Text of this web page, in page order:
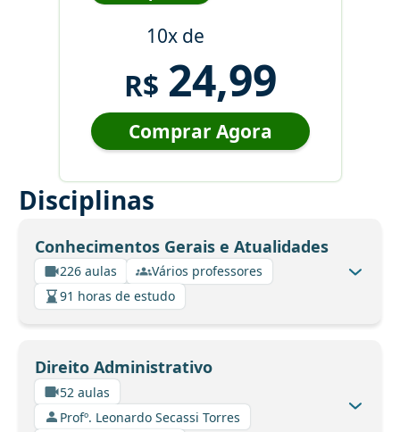
10x de
R$ 24,99
Comprar Agora
Disciplinas
Conhecimentos Gerais e Atualidades
226 aulas
Vários professores
91 horas de estudo
Direito Administrativo
52 aulas
Profº. Leonardo Secassi Torres